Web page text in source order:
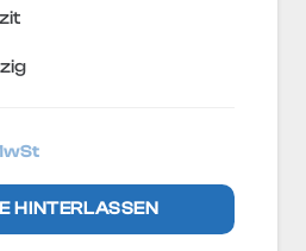
HINTERLASSEN